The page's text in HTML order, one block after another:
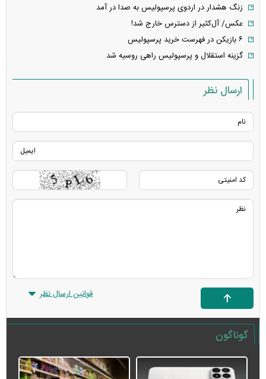
زنگ هشدار در اردوی پرسپولیس به صدا در آمد
عکس/ آل‌کثیر از دسترس خارج شد!
۶ بازیکن در فهرست خرید پرسپولیس
گزینه استقلال و پرسپولیس راهی روسیه شد
ارسال نظر
قوانین ارسال نظر
گوناگون